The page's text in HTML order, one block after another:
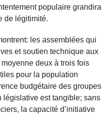
populaire grandira
de légitimité.
les assemblées qui
et soutien technique aux
deux à trois fois
pour la population
budgétaire des groupes
législative est tangible; sans
la capacité d’initiative